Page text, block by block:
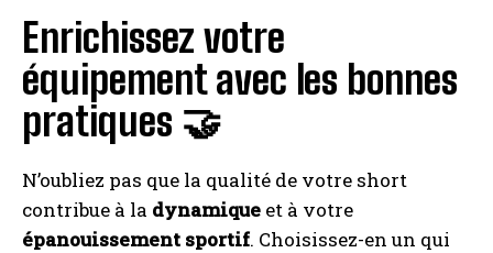
Enrichissez votre
équipement avec les bonnes
pratiques 🤝
N’oubliez pas que la qualité de votre short
contribue à la dynamique et à votre
épanouissement sportif. Choisissez-en un qui